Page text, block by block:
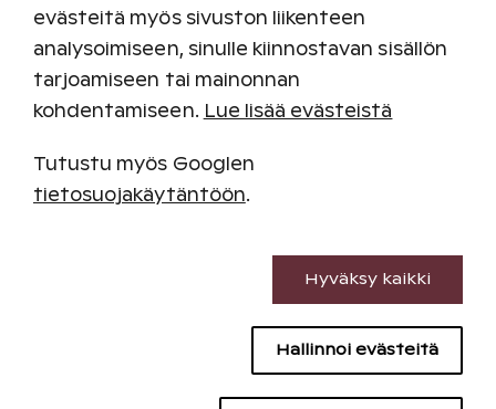
Muut lisätiedot tapahtumastanne
evästeitä myös sivuston liikenteen
analysoimiseen, sinulle kiinnostavan sisällön
tarjoamiseen tai mainonnan
kohdentamiseen. Lue lisää evästeistä
Tutustu myös Googlen
tietosuojakäytäntöön.
Suorituskyvyn evästeet
Sisällön kohdentamisen evästeet
Hallinnoi evästeitä
Hyväksy kaikki